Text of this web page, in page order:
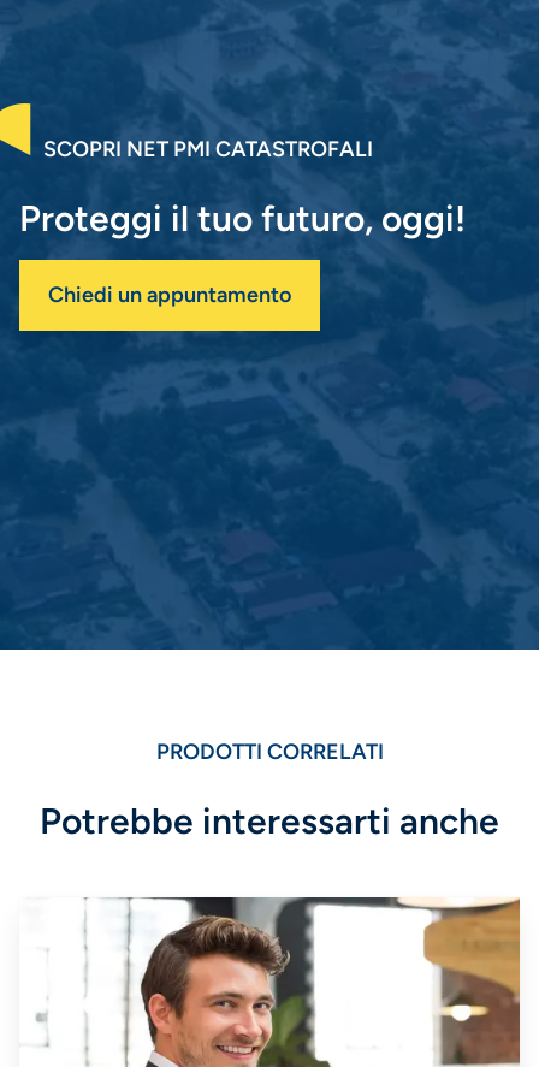
SCOPRI NET PMI CATASTROFALI
Proteggi il tuo futuro, oggi!
Chiedi un appuntamento
PRODOTTI CORRELATI
Potrebbe interessarti anche